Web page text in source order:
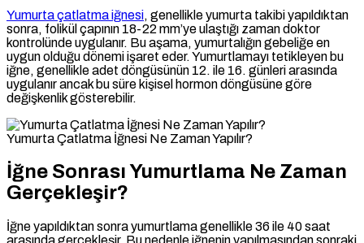
Yumurta çatlatma iğnesi, genellikle yumurta takibi yapıldıktan
sonra, folikül çapının 18-22 mm’ye ulaştığı zaman doktor
kontrolünde uygulanır. Bu aşama, yumurtalığın gebeliğe en
uygun olduğu dönemi işaret eder. Yumurtlamayı tetikleyen bu
iğne, genellikle adet döngüsünün 12. ile 16. günleri arasında
uygulanır ancak bu süre kişisel hormon döngüsüne göre
değişkenlik gösterebilir.
Yumurta Çatlatma İğnesi Ne Zaman Yapılır?
İğne Sonrası Yumurtlama Ne Zaman
Gerçekleşir?
İğne yapıldıktan sonra yumurtlama genellikle 36 ile 40 saat